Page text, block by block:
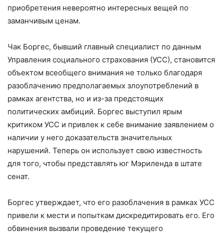
приобретения невероятно интересных вещей по
заманчивым ценам.
Чак Боргес, бывший главный специалист по данным
Управления социального страхования (УСС), становится
объектом всеобщего внимания не только благодаря
разоблачению предполагаемых злоупотреблений в
рамках агентства, но и из-за предстоящих
политических амбиций. Боргес выступил ярым
критиком УСС и привлек к себе внимание заявлением о
наличии у него доказательств значительных
нарушений. Теперь он использует свою известность
для того, чтобы представлять юг Мэриленда в штате
сенат.
Боргес утверждает, что его разоблачения в рамках УСС
привели к мести и попыткам дискредитировать его. Его
обвинения вызвали проведение текущего